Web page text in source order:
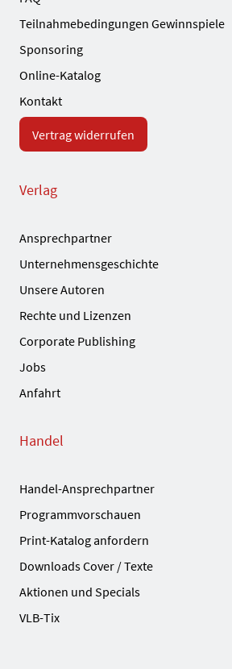
Teilnahmebedingungen Gewinnspiele
Sponsoring
Online-Katalog
Kontakt
Vertrag widerrufen
Verlag
Ansprechpartner
Unternehmensgeschichte
Unsere Autoren
Rechte und Lizenzen
Corporate Publishing
Jobs
Anfahrt
Handel
Handel-Ansprechpartner
Programmvorschauen
Print-Katalog anfordern
Downloads Cover / Texte
Aktionen und Specials
VLB-Tix